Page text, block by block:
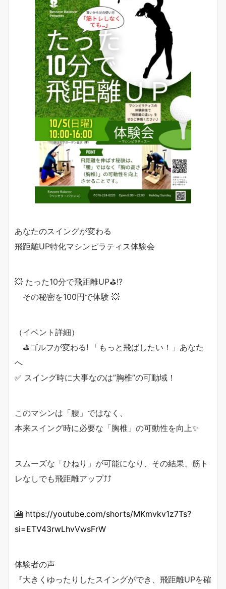
あなたのスイングが変わる
飛距離UP特化マシンピラティス体験会
💥 たった10分で飛距離UP⛳!?
その秘密を100円で体験 💥
（イベント詳細）
⛳ゴルフが変わる! 「もっと飛ばしたい！」あなた
へ
✅ スイング時に大事なのは”胸椎”の可動域！
このマシンは「腰」ではなく、
本来スイング時に必要な「胸椎」の可動性を向上✨
スムーズな「ひねり」が可能になり、その結果、筋ト
レなしでも飛距離アップ⤴️⤴️
🎦 https://youtube.com/shorts/MKmvkv1z7Ts?
si=ETV43rwLhvVwsFrW
体験者の声
『大きくゆったりしたスイングができ、飛距離UPを確